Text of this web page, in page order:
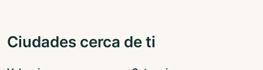
Ciudades cerca de ti